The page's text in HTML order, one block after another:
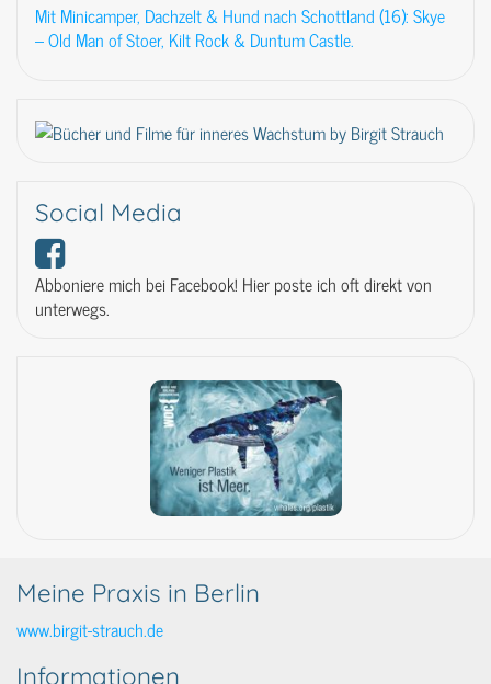
Mit Minicamper, Dachzelt & Hund nach Schottland (16): Skye
– Old Man of Stoer, Kilt Rock & Duntum Castle.
Social Media
Abboniere mich bei Facebook! Hier poste ich oft direkt von
unterwegs.
Meine Praxis in Berlin
www.birgit-strauch.de
Informationen